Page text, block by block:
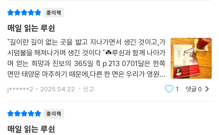
종이책
매일 읽는 루쉰
"길이란 길이 없는 곳을 밟고 지나가면서 생긴 것이고,가
시덤불을 헤쳐나가며 생긴 것이다."☘️루쉰과 함께 나아가
며 얻는 희망과 진보의 365일🔖p.213 0701달은 한쪽
면만 태양운 마주하기 때문에,다른 한 면은 우리가 영원히
볼 수 없다.＜여백 메우기＞, ＜화개집＞(1925년 7월1
일)이 책은 단순한 문학 서적이 아니다.매일 한 편, 한 단
j******2 2025.04.22. 신고 1 댓글0
종이책
매일 읽는 루쉰